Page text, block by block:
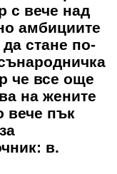
с вече над
амбициите
да стане по-
че все още
на жените
вече пък
в.